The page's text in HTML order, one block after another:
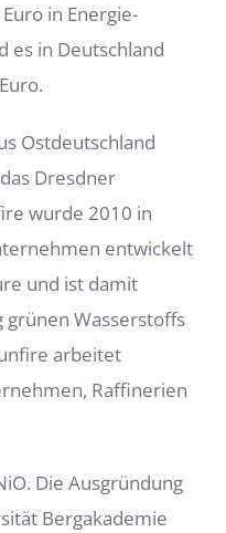
in Energie-
es in Deutschland
Ostdeutschland
Dresdner
wurde 2010 in
entwickelt
und ist damit
Wasserstoffs
arbeitet
Raffinerien
Die Ausgründung
Bergakademie